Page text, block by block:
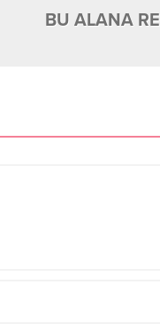
BU ALANA